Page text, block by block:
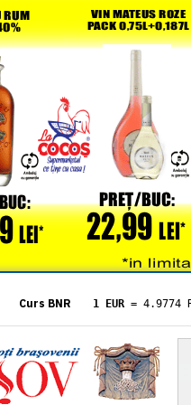
Curs BNR 1 EUR = 4.9774
= 5.8304
1 XAU= 464.4611
1 AED= 1.1933
1 AUD= 2.7957
1 BGN= 2.5449